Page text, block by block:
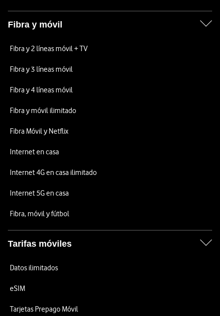
Fibra y móvil
Fibra y 2 líneas móvil + TV
Fibra y 3 líneas móvil
Fibra y 4 líneas móvil
Fibra y móvil ilimitado
Fibra Móvil y Netflix
Internet en casa
Internet 4G en casa ilimitado
Internet 5G en casa
Fibra, móvil y fútbol
Tarifas móviles
Datos ilimitados
eSIM
Tarjetas Prepago Móvil